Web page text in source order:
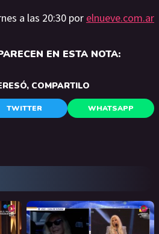
a las 20:30 por elnueve.com.ar
EN ESTA NOTA:
COMPARTILO
TWITTER WHATSAPP